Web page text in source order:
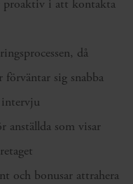
proaktiv i att kontakta
då
sig snabba
anställda som visar
och bonusar attrahera